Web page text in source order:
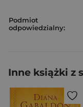
Podmiot
odpowiedzialny:
Inne książki z